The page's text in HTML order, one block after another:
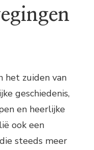
het zuiden van
geschiedenis,
en heerlijke
ook een
steeds meer